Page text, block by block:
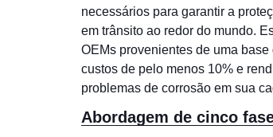
necessários para garantir a
em trânsito ao redor do mundo.
OEMs provenientes de uma
custos de pelo menos 10% e
problemas de corrosão em sua
Abordagem de cinco